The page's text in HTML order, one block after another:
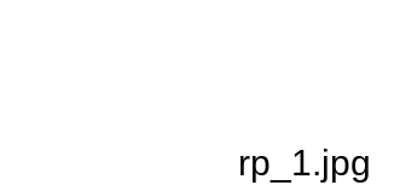
rp_1.jpg